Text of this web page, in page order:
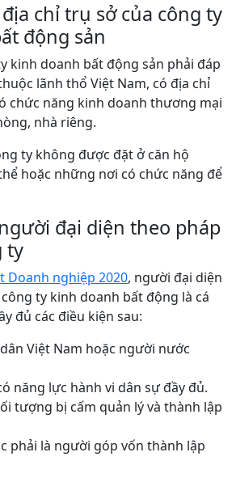
chỉ trụ sở của công ty
động sản
kinh doanh bất động sản phải đáp
lãnh thổ Việt Nam, có địa chỉ
chức năng kinh doanh thương mại
nhà riêng.
ty không được đặt ở căn hộ
hoặc những nơi có chức năng để
đại diện theo pháp
ty
Doanh nghiệp 2020, người đại diện
ty kinh doanh bất động là cá
đủ các điều kiện sau:
Việt Nam hoặc người nước
năng lực hành vi dân sự đầy đủ.
tượng bị cấm quản lý và thành lập
phải là người góp vốn thành lập